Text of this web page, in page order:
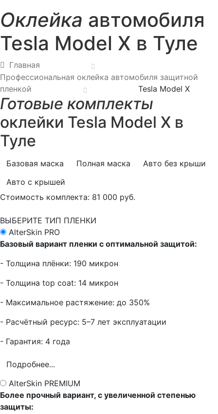
Оклейка автомобиля
Tesla Model X в Туле
Главная
Профессиональная оклейка автомобиля защитной
пленкой
Tesla Model X
Готовые комплекты
оклейки Tesla Model X в
Туле
Базовая маска Полная маска
Авто без крыши
Авто с крышей
Стоимость комплекта: 81 000 руб.
ВЫБЕРИТЕ ТИП ПЛЕНКИ
AlterSkin PRO
Базовый вариант пленки с оптимальной защитой:
- Толщина плёнки: 190 микрон
- Толщина top coat: 14 микрон
- Максимальное растяжение: до 350%
- Расчётный ресурс: 5–7 лет эксплуатации
- Гарантия: 4 года
Подробнее...
AlterSkin PREMIUM
Более прочный вариант, с увеличенной степенью
защиты: